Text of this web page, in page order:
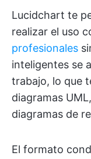
Lucidchart te
realizar el uso
profesionales
inteligentes se
trabajo, lo que
diagramas
diagramas de
El formato